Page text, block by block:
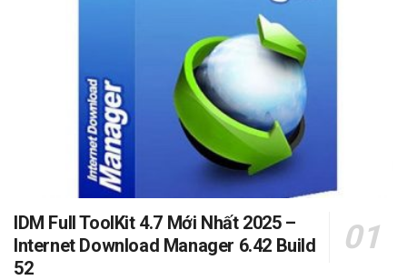
IDM Full ToolKit 4.7 Mới Nhất 2025 –
Internet Download Manager 6.42 Build
52